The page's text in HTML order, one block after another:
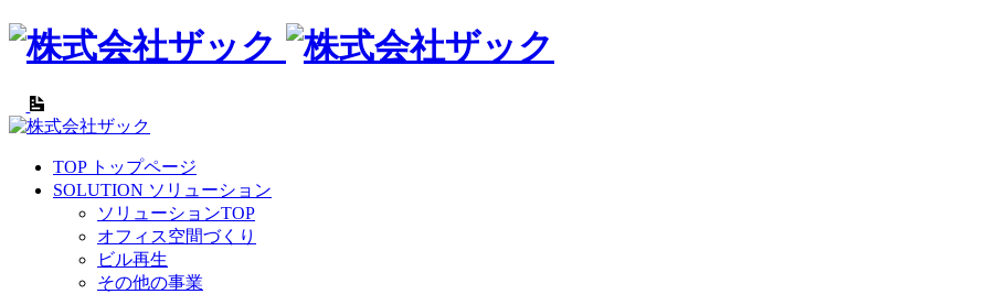
TOP トップページ
SOLUTION ソリューション
ソリューションTOP
オフィス空間づくり
ビル再生
その他の事業